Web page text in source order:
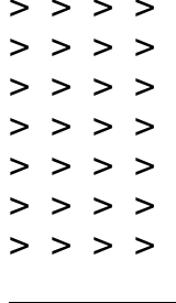
>
> > > >
>
>
>
> > > >